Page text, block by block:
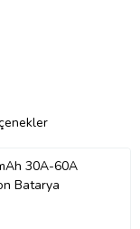
30A-60A
Batarya